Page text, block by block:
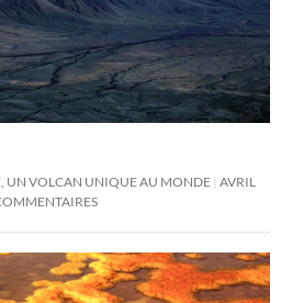
UN VOLCAN UNIQUE AU MONDE AVRIL